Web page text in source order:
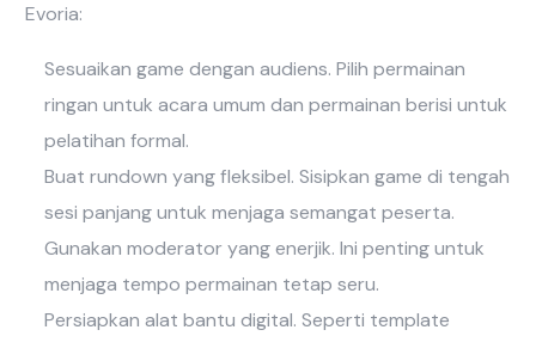
Evoria:
Sesuaikan game dengan audiens. Pilih permainan
ringan untuk acara umum dan permainan berisi untuk
pelatihan formal.
Buat rundown yang fleksibel. Sisipkan game di tengah
sesi panjang untuk menjaga semangat peserta.
Gunakan moderator yang enerjik. Ini penting untuk
menjaga tempo permainan tetap seru.
Persiapkan alat bantu digital. Seperti template